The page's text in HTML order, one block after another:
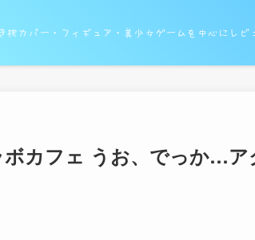
枕カバー・フィギュア・美少女ゲームを中心にレビ
ボカフェ うお、でっか…